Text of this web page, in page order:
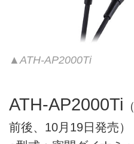
▲ATH-AP2000Ti
ATH-AP2000Ti
前後、10月19日発売）